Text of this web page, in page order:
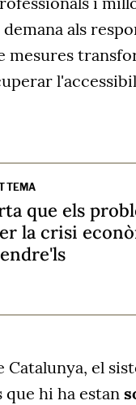
als
mesures
TEMA
que els
la crisi
Catalunya, el
que hi ha estan